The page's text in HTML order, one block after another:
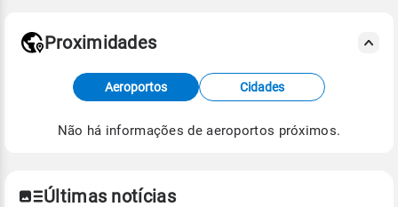
Fonte: dados combinados de estações
meteorológicas e satélite do Centro de Previsão
de Tempo e Estudos Climáticos (CPTEC).
Proximidades
Aeroportos Cidades
Não há informações de aeroportos próximos.
Últimas notícias